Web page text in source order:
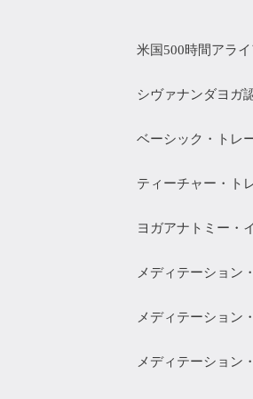
米国500時間アラ
シヴァナンダヨガ
ベーシック・トレ
ティーチャー・ト
ヨガアナトミー・
メディテーション
メディテーション
メディテーション